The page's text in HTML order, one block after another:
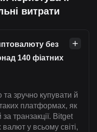
витрати
без
140 фіатних
та зручно купувати й
платформах, як
за транзакції. Bitget
у всьому світі,